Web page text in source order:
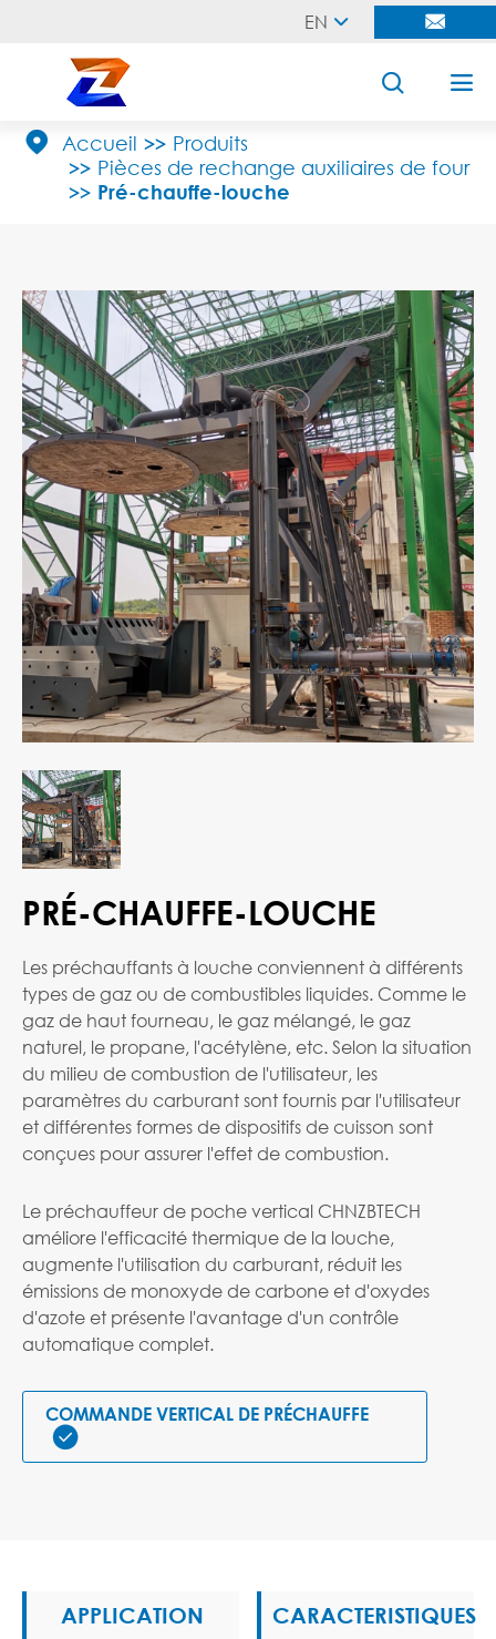
EN  
 
 Accueil
Produits
Pièces de rechange auxiliaires de four
Pré-chauffe-louche
PRÉ-CHAUFFE-LOUCHE
Les préchauffants à louche conviennent à différents
types de gaz ou de combustibles liquides. Comme le
gaz de haut fourneau, le gaz mélangé, le gaz
naturel, le propane, l'acétylène, etc. Selon la situation
du milieu de combustion de l'utilisateur, les
paramètres du carburant sont fournis par l'utilisateur
et différentes formes de dispositifs de cuisson sont
conçues pour assurer l'effet de combustion.
Le préchauffeur de poche vertical CHNZBTECH
améliore l'efficacité thermique de la louche,
augmente l'utilisation du carburant, réduit les
émissions de monoxyde de carbone et d'oxydes
d'azote et présente l'avantage d'un contrôle
automatique complet.
COMMANDE VERTICAL DE PRÉCHAUFFE

APPLICATION CARACTERISTIQUES